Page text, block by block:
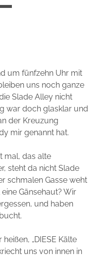
um fünfzehn Uhr mit
uns noch ganze
Slade Alley nicht
war doch glasklar und
der Kreuzung
mir genannt hat.
mal, das alte
steht da nicht Slade
schmalen Gasse weht
Gänsehaut? Wir
und haben
„DIESE Kälte
uns von innen in